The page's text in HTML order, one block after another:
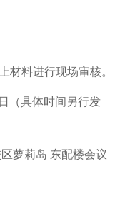
材料进行现场审核。
（具体时间另行发
萝莉岛 东配楼会议